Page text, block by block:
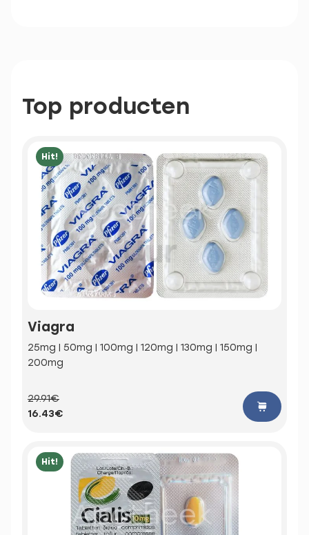
Top producten
Hit!
Viagra
25mg | 50mg | 100mg | 120mg | 130mg | 150mg |
200mg
29.91€
16.43€
Hit!